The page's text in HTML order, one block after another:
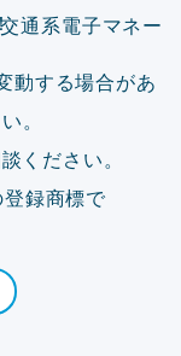
交通系電子マネー
する場合があ
。
ください。
録商標で